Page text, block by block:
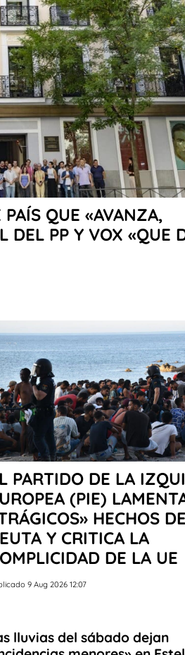
QUE «AVANZA,
DEL PP Y VOX «QUE
PARTIDO DE LA
(PIE)
HECHOS DE
Y CRITICA LA
DE LA UE
9 Aug 2026 12:07
lluvias del sábado dejan